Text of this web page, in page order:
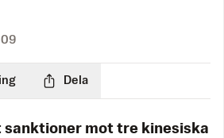
Dela
sanktioner mot tre kinesiska